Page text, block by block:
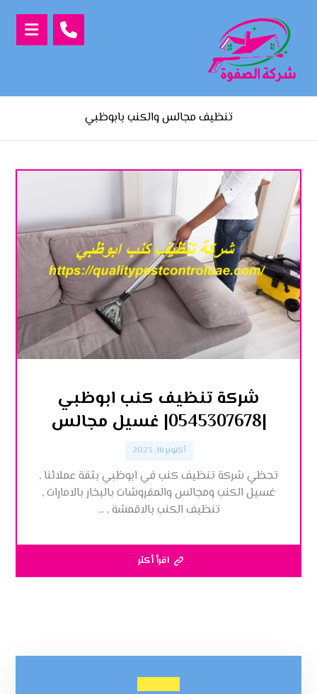
تنظيف مجالس والكنب بابوظبي
شركة تنظيف كنب ابوظبي
|0545307678| غسيل مجالس
أكتوبر 16, 2023
تحظي شركة تنظيف كنب في ابوظبي بثقة عملائنا ,
غسيل الكنب ومجالس والمفروشات بالبخار بالامارات ,
تنظيف الكنب بالاقمشة , ...
اقرأ أكثر